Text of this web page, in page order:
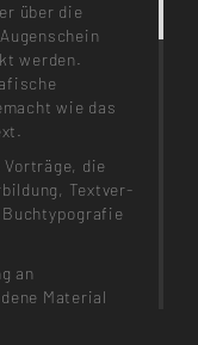
über die
werden.
wie das
Vorträge, die
Textver­
an
Material